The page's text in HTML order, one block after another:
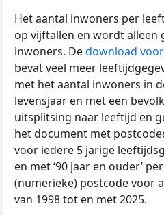
Het aantal inwoners per
op vijftallen en wordt alleen
inwoners. Dedownload
bevat veel meer
met het aantal inwoners in
levensjaar en met een
uitsplitsing naar leeftijd en
het document met
voor iedere 5 jarige
en met ‘90 jaar en ouder’
(numerieke) postcode voor
van 1998 tot en met 2025.